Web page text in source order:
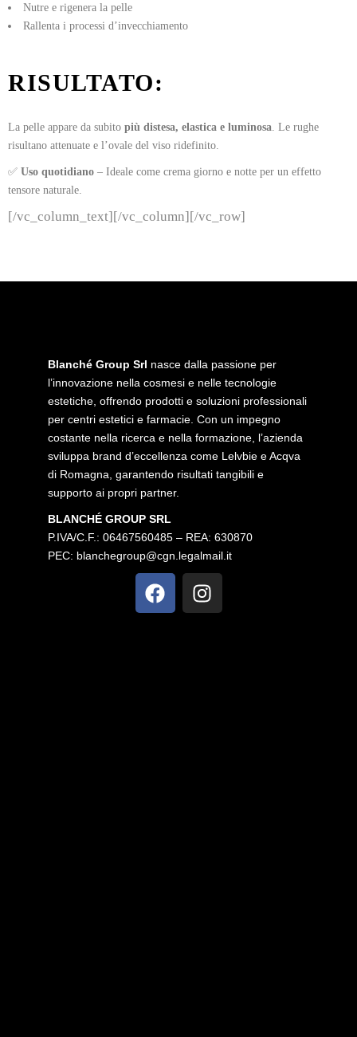
Nutre e rigenera la pelle
Rallenta i processi d’invecchiamento
RISULTATO:
La pelle appare da subito più distesa, elastica e luminosa. Le rughe
risultano attenuate e l’ovale del viso ridefinito.
✅ Uso quotidiano – Ideale come crema giorno e notte per un effetto
tensore naturale.
[/vc_column_text][/vc_column][/vc_row]
Blanché Group Srl nasce dalla passione per
l’innovazione nella cosmesi e nelle tecnologie
estetiche, offrendo prodotti e soluzioni professionali
per centri estetici e farmacie. Con un impegno
costante nella ricerca e nella formazione, l’azienda
sviluppa brand d’eccellenza come Lelvbie e Acqva
di Romagna, garantendo risultati tangibili e
supporto ai propri partner.
BLANCHÉ GROUP SRL
P.IVA/C.F.: 06467560485 – REA: 630870
PEC: blanchegroup@cgn.legalmail.it